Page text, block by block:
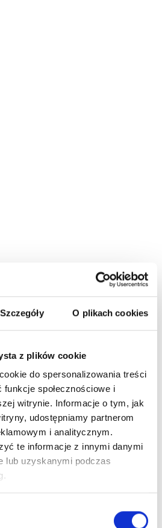
Szczegóły O plikach cookies
z plików cookie
do spersonalizowania treści
społecznościowe i
witrynie. Informacje o tym, jak
udostępniamy partnerom
i analitycznym.
te informacje z innymi danymi
lub uzyskanymi podczas